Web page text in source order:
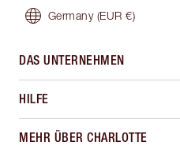
Germany (EUR €)
DAS UNTERNEHMEN
HILFE
MEHR ÜBER CHARLOTTE